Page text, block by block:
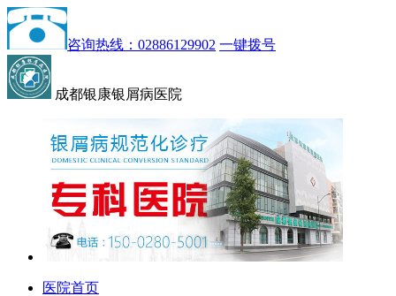
咨询热线：02886129902 一键拨号
成都银康银屑病医院
医院首页